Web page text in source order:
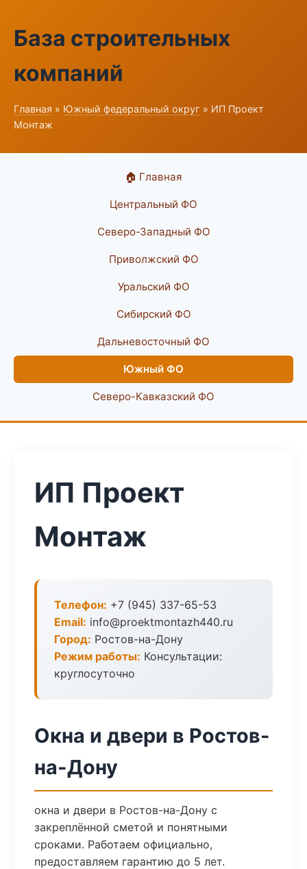
База строительных
компаний
Главная » Южный федеральный округ » ИП Проект
Монтаж
🏠 Главная
Центральный ФО
Северо-Западный ФО
Приволжский ФО
Уральский ФО
Сибирский ФО
Дальневосточный ФО
Южный ФО
Северо-Кавказский ФО
ИП Проект
Монтаж
Телефон: +7 (945) 337-65-53
Email: info@proektmontazh440.ru
Город: Ростов-на-Дону
Режим работы: Консультации:
круглосуточно
Окна и двери в Ростов-
на-Дону
окна и двери в Ростов-на-Дону с
закреплённой сметой и понятными
сроками. Работаем официально,
предоставляем гарантию до 5 лет.